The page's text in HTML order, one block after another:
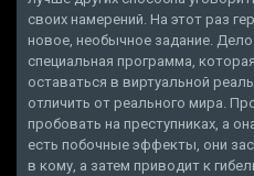
своих намерений. На этот раз
новое, необычное задание.
специальная программа,
оставаться в виртуальной
отличить от реального мира.
пробовать на преступниках, а
есть побочные эффекты, они
в кому, а затем приводит к